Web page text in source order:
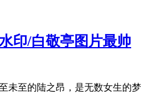
印/白敬亭图片最帅
未至的陆之昂，是无数女生的梦